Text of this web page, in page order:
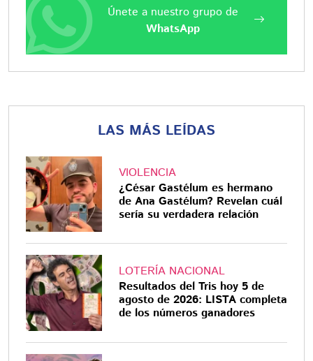
Únete a nuestro grupo de
WhatsApp
LAS MÁS LEÍDAS
VIOLENCIA
¿César Gastélum es hermano
de Ana Gastélum? Revelan cuál
sería su verdadera relación
LOTERÍA NACIONAL
Resultados del Tris hoy 5 de
agosto de 2026: LISTA completa
de los números ganadores